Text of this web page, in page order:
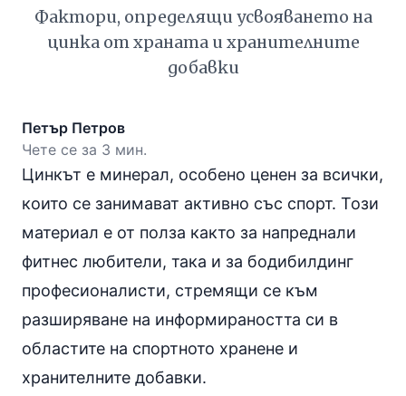
Фактори, определящи усвояването на
цинка от храната и хранителните
добавки
Петър Петров
Чете се за 3 мин.
Цинкът е минерал, особено ценен за всички,
които се занимават активно със спорт. Този
материал е от полза както за напреднали
фитнес любители, така и за бодибилдинг
професионалисти, стремящи се към
разширяване на информираността си в
областите на спортното хранене и
хранителните добавки.